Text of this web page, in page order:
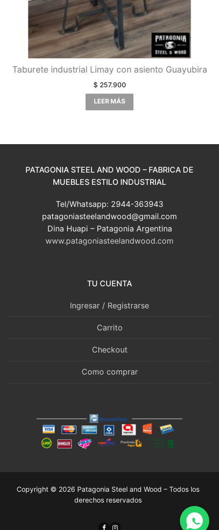
Taburete industrial Limay con asiento Guayubira
$ 257.900
LEER MÁS
PATAGONIA STEEL AND WOOD – FABRICA DE
MUEBLES ESTILO INDUSTRIAL
Tel/Whatsapp: 2944-363943
patagoniasteelandwood@gmail.com
Dina Huapi – Patagonia Argentina
www.patagoniasteelandwood.com
TU CUENTA
Ingresar / Registrarse
Carrito
Checkout
Como comprar
Copyright © 2026 Patagonia Steel and Wood – Todos los
derechos reservados